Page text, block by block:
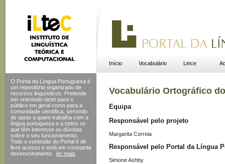
Início Vocabulário Lince
O Portal da Língua Portuguesa é
um repositório organizado de
recursos linguísticos. Pretende
ser orientado tanto para o
público em geral como para a
comunidade científica, servindo
de apoio a quem trabalha com a
língua portuguesa e a todos os
que têm interesse ou dúvidas
sobre o seu funcionamento.
Todo o conteúdo do Portal é de
livre acesso e está em constante
desenvolvimento.
ler mais
Vocabulário Ortográfico
Equipa
Responsável pelo projeto
Margarita Correia
Responsável pelo Portal da Língua
Simone Ashby